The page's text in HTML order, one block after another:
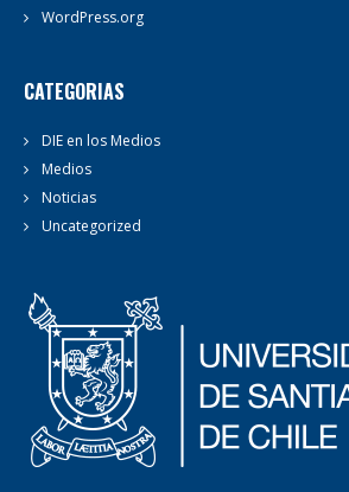
WordPress.org
CATEGORIAS
DIE en los Medios
Medios
Noticias
Uncategorized